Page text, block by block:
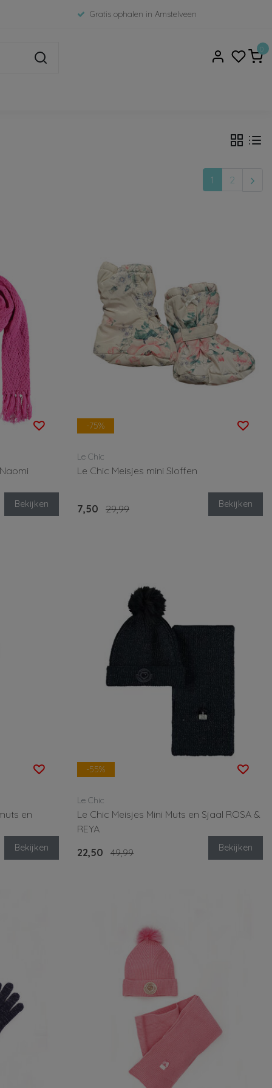
Gratis ophalen in Amstelveen
0
1 2
Bekijken
-75%
Le Chic
Le Chic Meisjes mini Sloffen
7,50 29,99 Bekijken
en
Bekijken
-55%
Le Chic
Le Chic Meisjes Mini Muts en Sjaal ROSA &
REYA
22,50
49,99 Bekijken